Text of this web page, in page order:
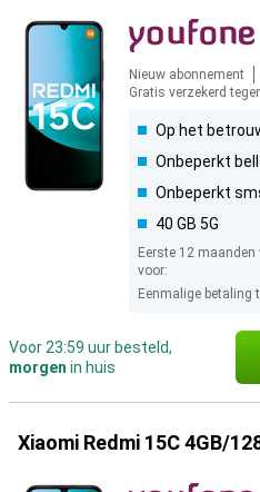
Nieuw abonnement
Gratis verzekerd
Op het
Onbeperkt
Onbeperkt
40 GB 5G
Eerste 12
voor:
Eenmalige betaling
Voor 23:59 uur besteld,
morgen in huis
Xiaomi Redmi 15C 4GB/